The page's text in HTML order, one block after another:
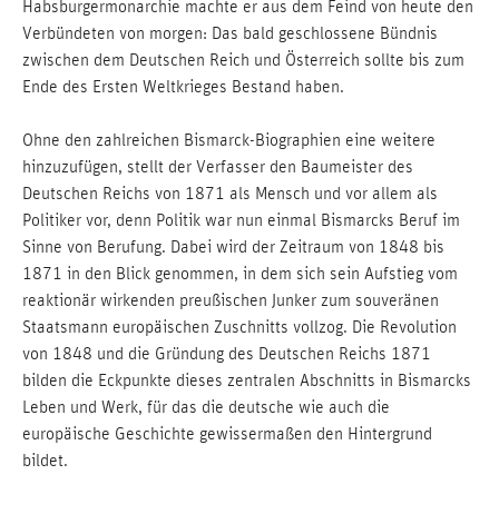
Habsburgermonarchie machte er aus dem Feind von heute den
Verbündeten von morgen: Das bald geschlossene Bündnis
zwischen dem Deutschen Reich und Österreich sollte bis zum
Ende des Ersten Weltkrieges Bestand haben.
Ohne den zahlreichen Bismarck-Biographien eine weitere
hinzuzufügen, stellt der Verfasser den Baumeister des
Deutschen Reichs von 1871 als Mensch und vor allem als
Politiker vor, denn Politik war nun einmal Bismarcks Beruf im
Sinne von Berufung. Dabei wird der Zeitraum von 1848 bis
1871 in den Blick genommen, in dem sich sein Aufstieg vom
reaktionär wirkenden preußischen Junker zum souveränen
Staatsmann europäischen Zuschnitts vollzog. Die Revolution
von 1848 und die Gründung des Deutschen Reichs 1871
bilden die Eckpunkte dieses zentralen Abschnitts in Bismarcks
Leben und Werk, für das die deutsche wie auch die
europäische Geschichte gewissermaßen den Hintergrund
bildet.